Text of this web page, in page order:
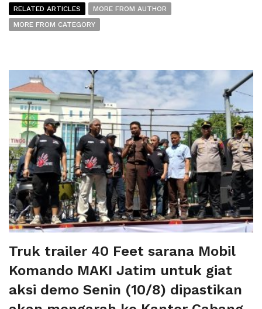
RELATED ARTICLES
MORE FROM AUTHOR
MORE FROM CATEGORY
Truk trailer 40 Feet sarana Mobil
Komando MAKI Jatim untuk giat
aksi demo Senin (10/8) dipastikan